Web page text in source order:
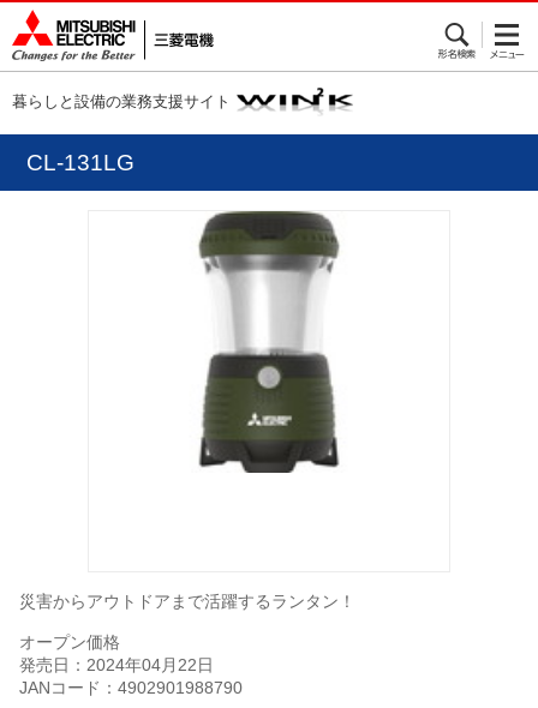
暮らしと設備の業務支援サイト
CL-131LG
災害からアウトドアまで活躍するランタン！
オープン価格
発売日：2024年04月22日
JANコード：4902901988790